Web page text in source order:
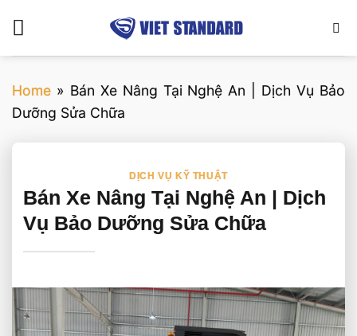
qua
nội
Home » Bán Xe Nâng Tại Nghệ An | Dịch Vụ Bảo
Dưỡng Sửa Chữa
DỊCH VỤ KỸ THUẬT
Bán Xe Nâng Tại Nghệ An | Dịch
Vụ Bảo Dưỡng Sửa Chữa